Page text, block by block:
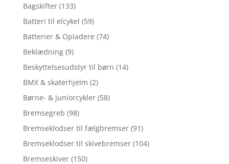
Bagskifter (133)
Batteri til elcykel (59)
Batterier & Opladere (74)
Beklædning (9)
Beskyttelsesudstyr til børn (14)
BMX & skaterhjelm (2)
Børne- & juniorcykler (58)
Bremsegreb (98)
Bremseklodser til fælgbremser (91)
Bremseklodser til skivebremser (104)
Bremseskiver (150)